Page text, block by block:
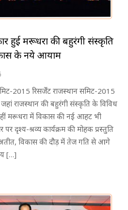
हुई मरूधरा की बहुरंगी संस्कृति
के नये आयाम
2015 रिसर्जेंट राजस्थान समिट-2015
राजस्थान की बहुरंगी संस्कृति के विविध
मरूधरा में विकास की नई आहट भी
दृश्य-श्रव्य कार्यक्रम की मोहक प्रस्तुति
विकास की दौड़ में तेज गति से आगे
[…]